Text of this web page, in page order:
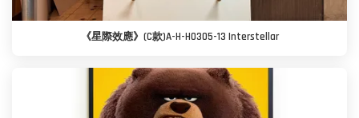
《星際效應》(C款)A-H-H0305-13 Interstellar